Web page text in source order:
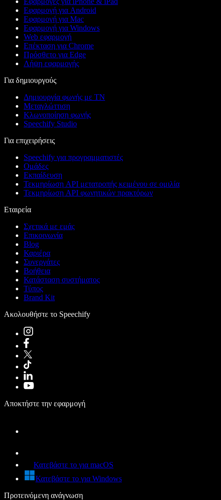
Εφαρμογή για Android
Εφαρμογή για Mac
Εφαρμογή για Windows
Web εφαρμογή
Επέκταση για Chrome
Πρόσθετο για Edge
Λήψη εφαρμογής
Για δημιουργούς
Δημιουργία φωνής με ΤΝ
Μεταγλώττιση
Κλωνοποίηση φωνής
Speechify Studio
Για επιχειρήσεις
Speechify για προγραμματιστές
Ομάδες
Εκπαίδευση
Τεκμηρίωση API μετατροπής κειμένου σε ομιλία
Τεκμηρίωση API φωνητικών πρακτόρων
Εταιρεία
Σχετικά με εμάς
Επικοινωνία
Blog
Καριέρα
Συνεργάτες
Βοήθεια
Κατάσταση συστήματος
Τύπος
Brand Kit
Ακολουθήστε το Speechify
Αποκτήστε την εφαρμογή
Κατεβάστε το για macOS
Κατεβάστε το για Windows
Προτεινόμενη ανάγνωση